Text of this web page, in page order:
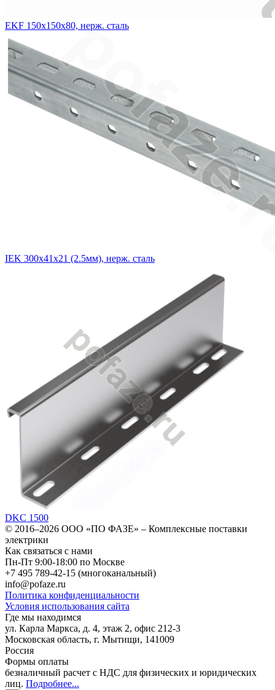
EKF 150х150х80, нерж. сталь
IEK 300х41х21 (2.5мм), нерж. сталь
DKC 1500
© 2016–2026 ООО «ПО ФАЗЕ» – Комплексные поставки
электрики
Как связаться с нами
Пн-Пт 9:00-18:00 по Москве
+7 495 789-42-15 (многоканальный)
info@pofaze.ru
Политика конфиденциальности
Условия использования сайта
Где мы находимся
ул. Карла Маркса, д. 4, этаж 2, офис 212-3
Московская область, г. Мытищи, 141009
Россия
Формы оплаты
безналичный расчет с НДС для физических и юридических
лиц. Подробнее...